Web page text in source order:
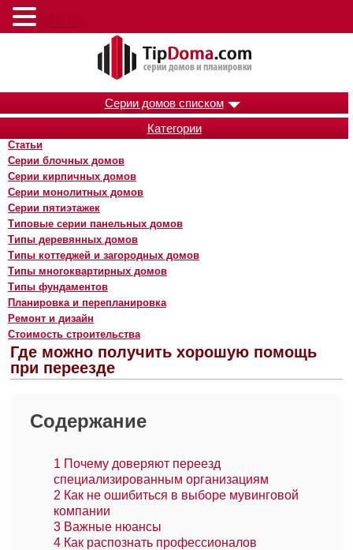
Серии домов списком
Категории
Статьи
Серии блочных домов
Серии кирпичных домов
Серии монолитных домов
Серии пятиэтажек
Типовые серии панельных домов
Типы деревянных домов
Типы коттеджей и загородных домов
Типы многоквартирных домов
Типы фундаментов
Планировка и перепланировка
Ремонт и дизайн
Стоимость строительства
Где можно получить хорошую помощь
при переезде
Содержание
1 Почему доверяют переезд
специализированным организациям
2 Как не ошибиться в выборе мувинговой
компании
3 Важные нюансы
4 Как распознать профессионалов